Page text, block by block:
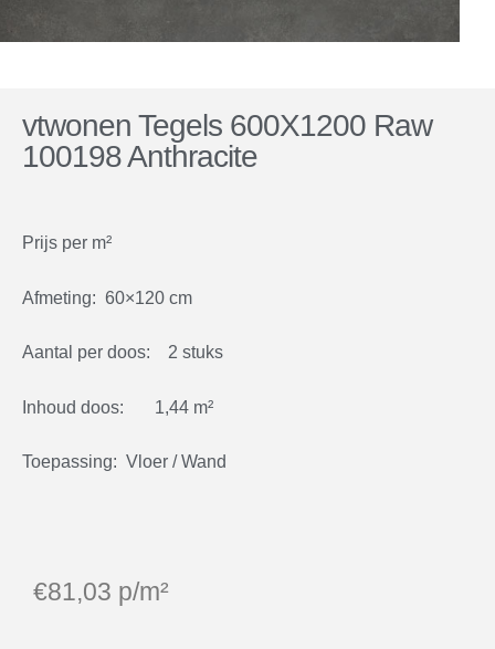
vtwonen Tegels 600X1200 Raw
100198 Anthracite
Prijs per m²
Afmeting: 60×120 cm
Aantal per doos: 2 stuks
Inhoud doos: 1,44 m²
Toepassing: Vloer / Wand
€81,03 p/m²